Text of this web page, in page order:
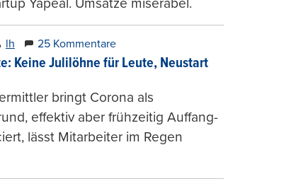
lh 25 Kommentare
Keine Julilöhne für Leute, Neustart
bringt Corona als
effektiv aber frühzeitig Auffang-
lässt Mitarbeiter im Regen